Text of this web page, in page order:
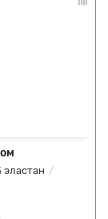
эластан